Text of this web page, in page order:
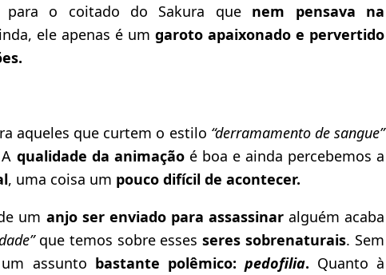
para o coitado do Sakura que nem pensava na
ele apenas é um garoto apaixonado e pervertido
aqueles que curtem o estilo “derramamento de sangue”
qualidade da animaçãoé boa e ainda percebemos a
, uma coisa um pouco difícil de acontecer.
um anjo ser enviado para assassinar alguém acaba
que temos sobre essesseres sobrenaturais. Sem
assunto bastante polêmico: pedofilia. Quanto à